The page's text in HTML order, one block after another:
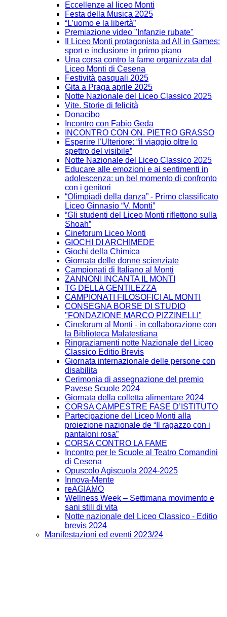
Eccellenze al liceo Monti
Festa della Musica 2025
“L’uomo e la libertà”
Premiazione video "Infanzie rubate"
Il Liceo Monti protagonista ad All in Games:
sport e inclusione in primo piano
Una corsa contro la fame organizzata dal
Liceo Monti di Cesena
Festività pasquali 2025
Gita a Praga aprile 2025
Notte Nazionale del Liceo Classico 2025
Vite. Storie di felicità
Donacibo
Incontro con Fabio Geda
INCONTRO CON ON. PIETRO GRASSO
Esperire l’Ulteriore: “il viaggio oltre lo
spettro del visibile”
Notte Nazionale del Liceo Classico 2025
Educare alle emozioni e ai sentimenti in
adolescenza: un bel momento di confronto
con i genitori
“Olimpiadi della danza” - Primo classificato
Liceo Ginnasio “V. Monti”
“Gli studenti del Liceo Monti riflettono sulla
Shoah”
Cineforum Liceo Monti
GIOCHI DI ARCHIMEDE
Giochi della Chimica
Giornata delle donne scienziate
Campionati di Italiano al Monti
ZANNONI INCANTA IL MONTI
TG DELLA GENTILEZZA
CAMPIONATI FILOSOFICI AL MONTI
CONSEGNA BORSE DI STUDIO
"FONDAZIONE MARCO PIZZINELLI"
Cineforum al Monti - in collaborazione con
la Biblioteca Malatestiana
Ringraziamenti notte Nazionale del Liceo
Classico Editio Brevis
Giornata internazionale delle persone con
disabilita
Cerimonia di assegnazione del premio
Pavese Scuole 2024
Giornata della colletta alimentare 2024
CORSA CAMPESTRE FASE D’ISTITUTO
Partecipazione del Liceo Monti alla
proiezione nazionale de “Il ragazzo con i
pantaloni rosa”
CORSA CONTRO LA FAME
Incontro per le Scuole al Teatro Comandini
di Cesena
Opuscolo Agiscuola 2024-2025
Innova-Mente
reAGIAMO
Wellness Week – Settimana movimento e
sani stili di vita
Notte nazionale del Liceo Classico - Editio
brevis 2024
Manifestazioni ed eventi 2023/24